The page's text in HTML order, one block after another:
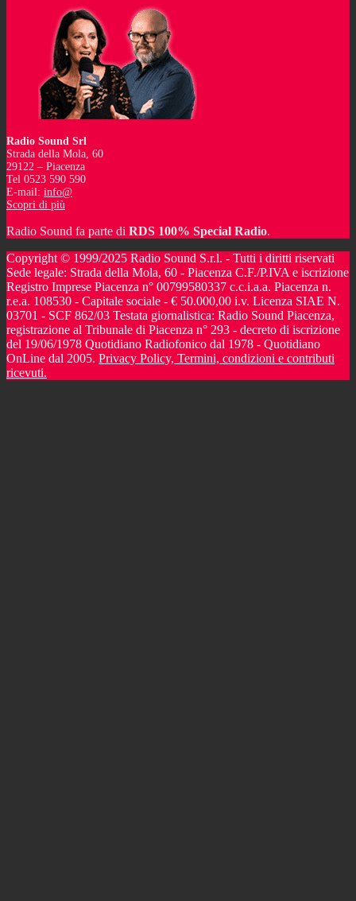
Radio Sound Srl
Strada della Mola, 60
29122 – Piacenza
Tel 0523 590 590
E-mail: info@
Scopri di più
Radio Sound fa parte di RDS 100% Special Radio.
Copyright © 1999/2025 Radio Sound S.r.l. - Tutti i diritti riservati
Sede legale: Strada della Mola, 60 - Piacenza C.F./P.IVA e iscrizione
Registro Imprese Piacenza n° 00799580337 c.c.i.a.a. Piacenza n.
r.e.a. 108530 - Capitale sociale - € 50.000,00 i.v. Licenza SIAE N.
03701 - SCF 862/03 Testata giornalistica: Radio Sound Piacenza,
registrazione al Tribunale di Piacenza n° 293 - decreto di iscrizione
del 19/06/1978 Quotidiano Radiofonico dal 1978 - Quotidiano
OnLine dal 2005. Privacy Policy, Termini, condizioni e contributi
ricevuti.